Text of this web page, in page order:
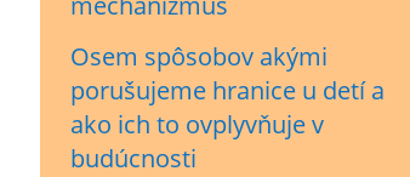
Osem spôsobov akými
porušujeme hranice u detí a
ako ich to ovplyvňuje v
budúcnosti